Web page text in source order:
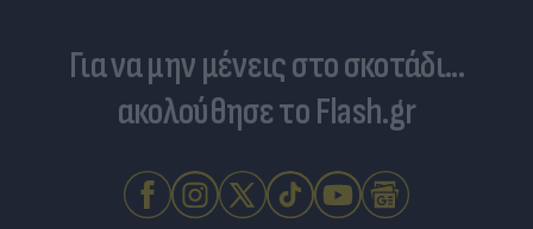
Για να μην μένεις στο σκοτάδι...
ακολούθησε το Flash.gr